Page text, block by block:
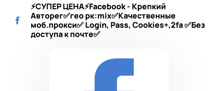
⚡️СУПЕР ЦЕНА⚡️Facebook - Крепкий
Авторег✅гео рк:mix✅Качественные
моб.прокси✅ Login, Pass, Cookies+,2fa ✅Без
доступа к почте✅